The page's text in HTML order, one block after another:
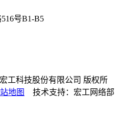
号B1-B5
宏工科技股份有限公司 版权所
地图 技术支持：宏工网络部